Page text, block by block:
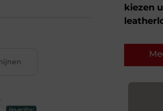
kiezen